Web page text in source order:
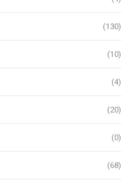
(130)
(10)
(4)
(20)
(0)
(68)